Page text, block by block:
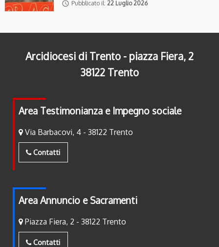
access_time Pubblicato il: 22 Luglio 2026
Arcidiocesi di Trento - piazza Fiera, 2
38122 Trento
Area Testimonianza e Impegno sociale
Via Barbacovi, 4 - 38122 Trento
Contatti
Area Annuncio e Sacramenti
Piazza Fiera, 2 - 38122 Trento
Contatti